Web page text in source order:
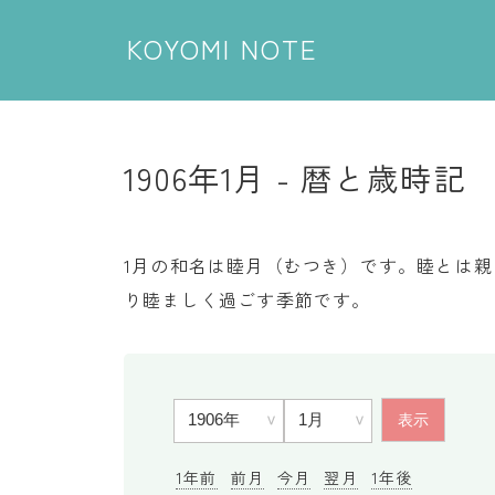
KOYOMI NOTE
1906年1月 - 暦と歳時記
1月の和名は睦月（むつき）です。睦とは
り睦ましく過ごす季節です。
1年前 前月 今月 翌月 1年後